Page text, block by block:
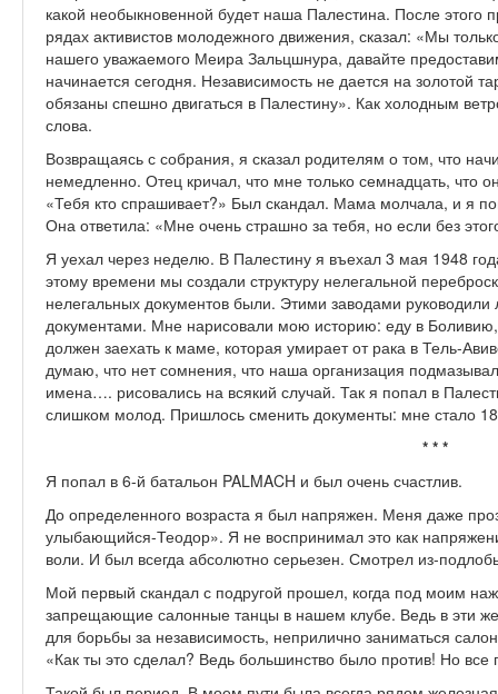
какой необыкновенной будет наша Палестина. После этого
рядах активистов молодежного движения, сказал: «Мы
нашего уважаемого Меира Зальцшнура, давайте
начинается сегодня. Независимость не дается на золотой
обязаны спешно двигаться в Палестину». Как холодным
слова.
Возвращаясь с собрания, я сказал родителям о том, что
немедленно. Отец кричал, что мне только семнадцать, что
«Тебя кто спрашивает?» Был скандал. Мама молчала, и я
Она ответила: «Мне очень страшно за тебя, но если без
Я уехал через неделю. В Палестину я въехал 3 мая 1948
этому времени мы создали структуру нелегальной
нелегальных документов были. Этими заводами
документами. Мне нарисовали мою историю: еду в Боливию,
должен заехать к маме, которая умирает от рака в Тель-
думаю, что нет сомнения, что наша организация
имена…. рисовались на всякий случай. Так я попал в
слишком молод. Пришлось сменить документы: мне стало
* * *
Я попал в 6-й батальон PALMACH и был очень счастлив.
До определенного возраста я был напряжен. Меня даже
улыбающийся-Теодор». Я не воспринимал это как
воли. И был всегда абсолютно серьезен. Смотрел из-
Мой первый скандал с подругой прошел, когда под моим
запрещающие салонные танцы в нашем клубе. Ведь в эти
для борьбы за независимость, неприлично заниматься
«Как ты это сделал? Ведь большинство было против! Но все